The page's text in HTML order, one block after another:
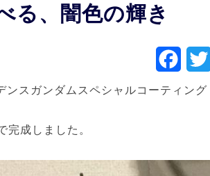
る、闇色の輝き
ンスガンダムスペシャルコーティング
完成しました。